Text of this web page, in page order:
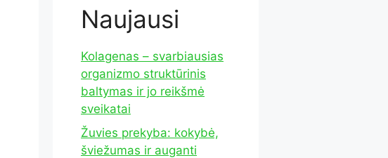
Naujausi
Kolagenas – svarbiausias
organizmo struktūrinis
baltymas ir jo reikšmė
sveikatai
Žuvies prekyba: kokybė,
šviežumas ir auganti